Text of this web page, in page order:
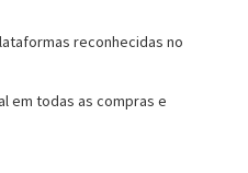
reconhecidas no
em todas as compras e